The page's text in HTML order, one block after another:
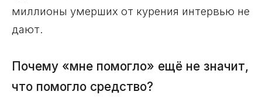
миллионы умерших от курения интервью не
дают.
Почему «мне помогло» ещё не значит,
что помогло средство?